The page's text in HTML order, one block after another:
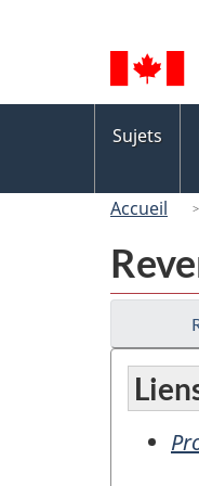
de
la
langue
des
Sujets
Accueil